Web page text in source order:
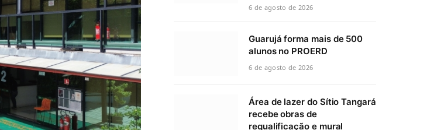
6 de agosto de 2026
Guarujá forma mais de 500
alunos no PROERD
6 de agosto de 2026
Área de lazer do Sítio Tangará
recebe obras de
requalificação e mural